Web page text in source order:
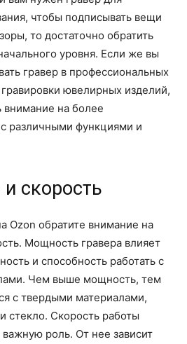
чтобы подписывать вещи
то достаточно обратить
уровня. Если же вы
гравер в профессиональных
ювелирных изделий,
внимание на более
различными функциями и
скорость
Ozon обратите внимание на
Мощность гравера влияет
и способность работать с
Чем выше мощность, тем
с твердыми материалами,
стекло. Скорость работы
важную роль. От нее зависит